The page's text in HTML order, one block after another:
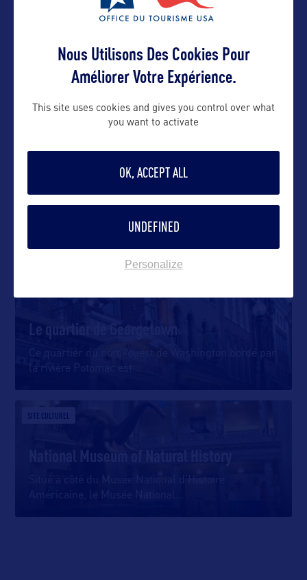
VOIR LE SITE
DANS LA MÊME CATEGORIE
Le Mémorial des Vétérans du Vietnam
A quelques pas du Lincoln Memorial dans les
Le quartier de Georgetown
Ce quartier du nord-ouest de Washington bordé par
la rivière Potomac est
SITE CULTUREL
National Museum of Natural History
Situé à côté du Musée National d’Histoire
Américaine, le Musée National
Nous Utilisons Des Cookies Pour
Améliorer Votre Expérience.
This site uses cookies and gives you control over what
you want to activate
OK, ACCEPT ALL
UNDEFINED
Personalize